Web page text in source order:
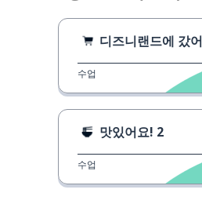
디즈니랜드에 갔
수업
맛있어요! 2
수업